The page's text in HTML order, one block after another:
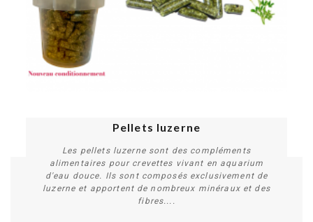
Pellets luzerne
Les pellets luzerne sont des compléments
alimentaires pour crevettes vivant en aquarium
d'eau douce. Ils sont composés exclusivement de
luzerne et apportent de nombreux minéraux et des
fibres....